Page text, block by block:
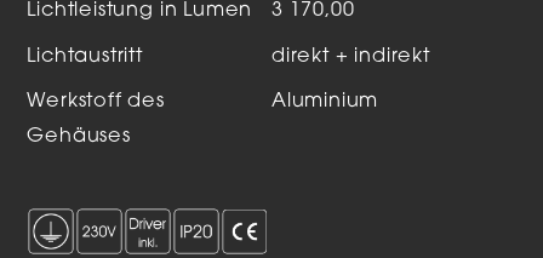
Lichtleistung in Lumen 3 170,00
Lichtaustritt direkt + indirekt
Werkstoff des
Gehäuses
Aluminium